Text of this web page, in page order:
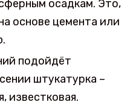
осадкам. Это,
основе цемента или
подойдёт
штукатурка –
известковая.